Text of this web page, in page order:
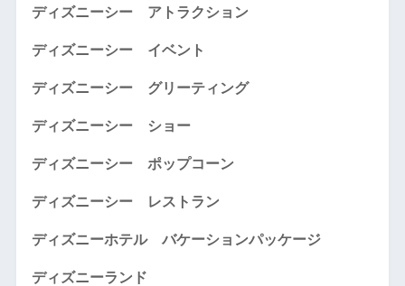
ディズニーシー アトラクション
ディズニーシー イベント
ディズニーシー グリーティング
ディズニーシー ショー
ディズニーシー ポップコーン
ディズニーシー レストラン
ディズニーホテル バケーションパッケージ
ディズニーランド